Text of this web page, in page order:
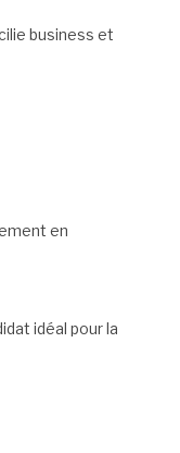
business et
en
idéal pour la